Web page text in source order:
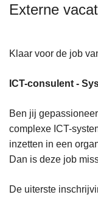
Externe
Klaar voor de job
ICT-consulent -
Ben jij
complexe ICT-
inzetten in een
Dan is deze job
De uiterste